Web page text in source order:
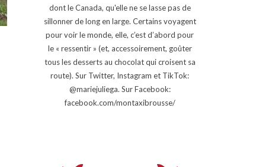
dont le Canada, qu'elle ne se lasse pas de
sillonner de long en large. Certains voyagent
pour voir le monde, elle, c’est d’abord pour
le « ressentir » (et, accessoirement, goûter
tous les desserts au chocolat qui croisent sa
route). Sur Twitter, Instagram et TikTok:
@mariejuliega. Sur Facebook:
facebook.com/montaxibrousse/